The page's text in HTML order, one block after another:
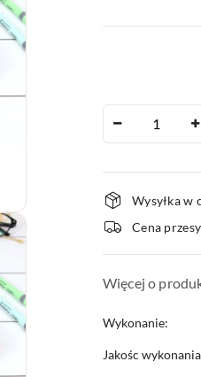
i
dostawa
Wysyłka w
Cena
Więcej o
Wykonanie:
Jakośc